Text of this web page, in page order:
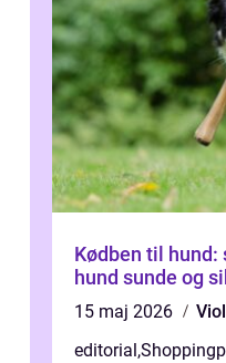
Kødben til hund:
hund sunde og
15 maj 2026
editorial ,